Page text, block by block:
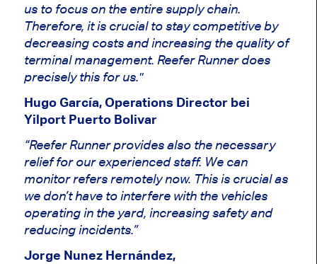
us to focus on the entire supply chain.
Therefore, it is crucial to stay competitive by
decreasing costs and increasing the quality of
terminal management. Reefer Runner does
precisely this for us."
Hugo García, Operations Director bei
Yilport Puerto Bolivar
“Reefer Runner provides also the necessary
relief for our experienced staff. We can
monitor refers remotely now. This is crucial as
we don’t have to interfere with the vehicles
operating in the yard, increasing safety and
reducing incidents.”
Jorge Nunez Hernández,